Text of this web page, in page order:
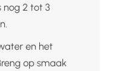
nog 2 tot 3
en het
op smaak